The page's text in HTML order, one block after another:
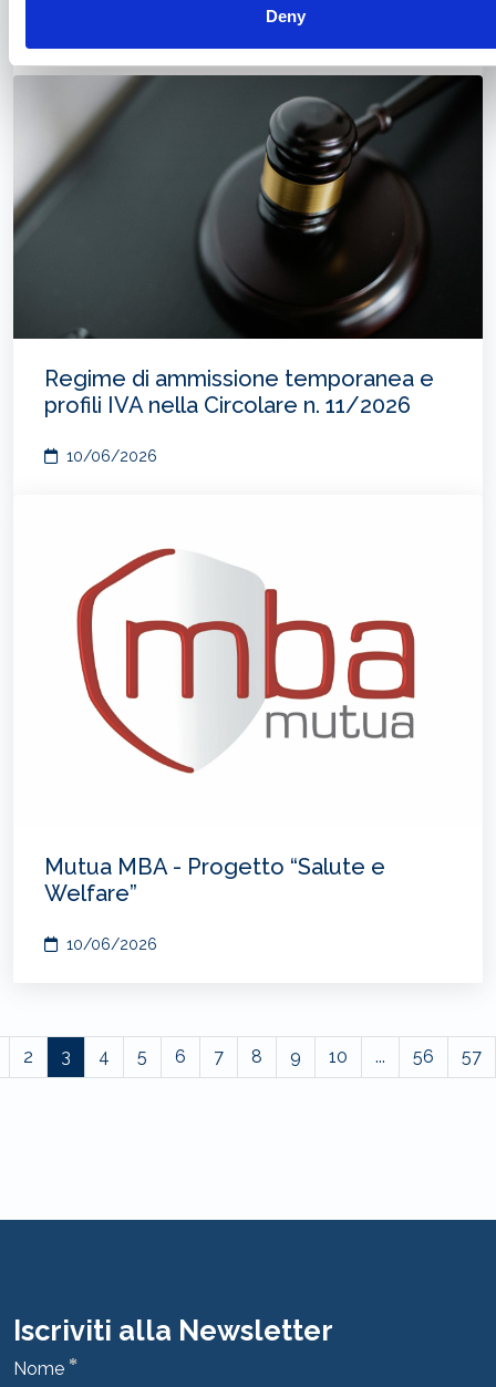
Deny
Regime di ammissione temporanea e
profili IVA nella Circolare n. 11/2026
10/06/2026
Mutua MBA - Progetto “Salute e
Welfare”
10/06/2026
2 3 4 5 6 7 8 9 10 ... 56 57
Iscriviti alla Newsletter
Nome *